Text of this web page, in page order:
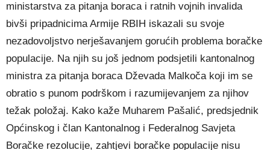
ministarstva za pitanja boraca i ratnih vojnih invalida
bivši pripadnicima Armije RBIH iskazali su svoje
nezadovoljstvo nerješavanjem gorućih problema boračke
populacije. Na njih su još jednom podsjetili kantonalnog
ministra za pitanja boraca Dževada Malkoča koji im se
obratio s punom podrškom i razumijevanjem za njihov
težak položaj. Kako kaže Muharem Pašalić, predsjednik
Općinskog i član Kantonalnog i Federalnog Savjeta
Boračke rezolucije, zahtjevi boračke populacije nisu